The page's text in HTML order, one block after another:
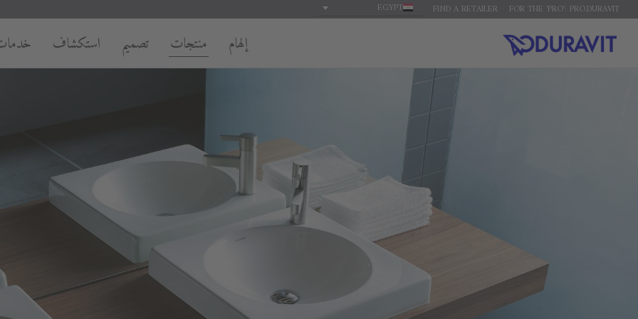
FOR THE 'PRO': PRO.DURAVIT
FIND A RETAILER
EGYPT
إلهام منتجات تصميم استكشاف